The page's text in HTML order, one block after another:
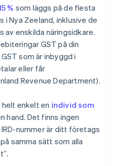
% som läggs på de flesta
i Nya Zeeland, inklusive de
av enskilda näringsidkare.
GST på din
som är inbyggd i
eller får
Revenue Department).
helt enkelt en individ som
hand. Det finns ingen
nummer är ditt företags
samma sätt som alla